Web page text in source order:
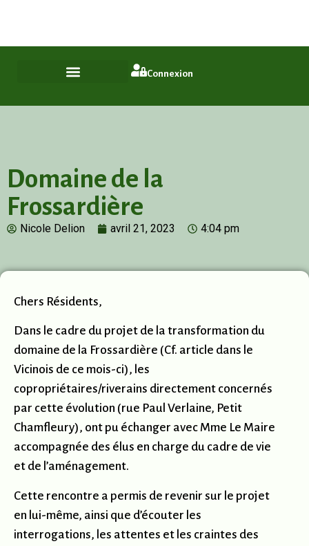
Connexion
Domaine de la
Frossardière
Nicole Delion avril 21, 2023 4:04 pm
Chers Résidents,
Dans le cadre du projet de la transformation du
domaine de la Frossardière (Cf. article dans le
Vicinois de ce mois-ci), les
copropriétaires/riverains directement concernés
par cette évolution (rue Paul Verlaine, Petit
Chamfleury), ont pu échanger avec Mme Le Maire
accompagnée des élus en charge du cadre de vie
et de l’aménagement.
Cette rencontre a permis de revenir sur le projet
en lui-même, ainsi que d’écouter les
interrogations, les attentes et les craintes des